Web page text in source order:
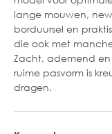
lange mouwen,
borduursel en
die ook met
Zacht, ademend en
ruime pasvorm is
dragen.